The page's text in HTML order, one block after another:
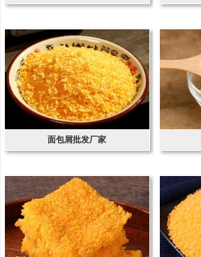
面包屑批发厂家